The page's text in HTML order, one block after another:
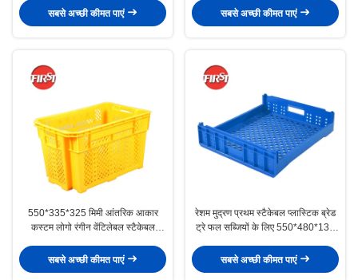
सबसे अच्छी कीमत पाएं
सबसे अच्छी कीमत पाएं
550*335*325 मिमी आंतरिक आकार
कस्टम लोगो रंगीन वेंटिलेबल स्टैकेबल
सबसे अच्छी कीमत पाएं
रेशम मुद्रण प्रथम स्टैकेबल प्लास्टिक ब्रेड
ट्रे फल सब्जियों के लिए 550*480*130
सबसे अच्छी कीमत पाएं